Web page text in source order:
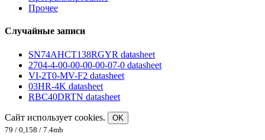
Прочее
Случайные записи
SN74AHCT138RGYR datasheet
2704-4-00-00-00-00-07-0 datasheet
VI-2T0-MV-F2 datasheet
03HR-4K datasheet
RBC40DRTN datasheet
Сайт использует cookies.
OK
79 / 0,158 / 7.4mb